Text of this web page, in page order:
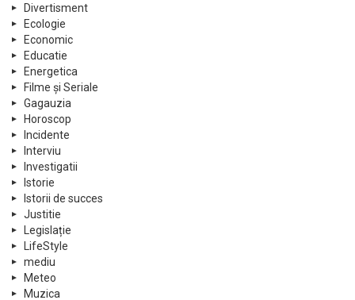
Divertisment
Ecologie
Economic
Educatie
Energetica
Filme și Seriale
Gagauzia
Horoscop
Incidente
Interviu
Investigatii
Istorie
Istorii de succes
Justitie
Legislație
LifeStyle
mediu
Meteo
Muzica